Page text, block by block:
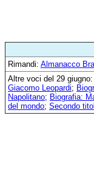
Rimandi: Almanacco
Altre voci del 29 giugno:
Giacomo Leopardi;
Napolitano; Biografia:
del mondo; Secondo